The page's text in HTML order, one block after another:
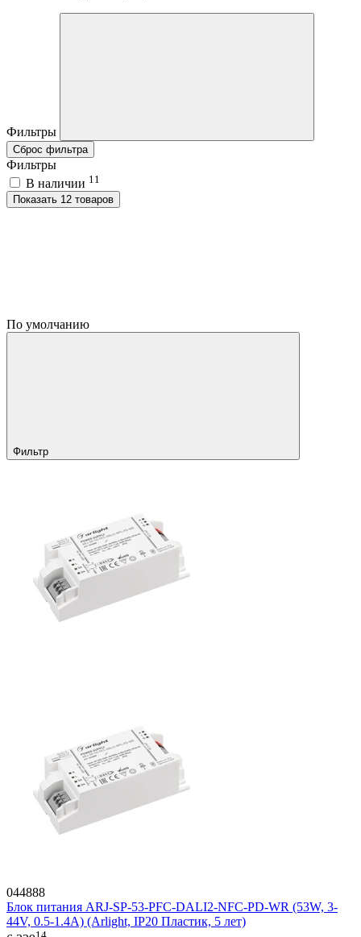
Фильтры
Сброс фильтра
Фильтры
В наличии 11
Показать 12 товаров
По умолчанию
Фильтр
044888
Блок питания ARJ-SP-53-PFC-DALI2-NFC-PD-WR (53W, 3-
44V, 0.5-1.4A) (Arlight, IP20 Пластик, 5 лет)